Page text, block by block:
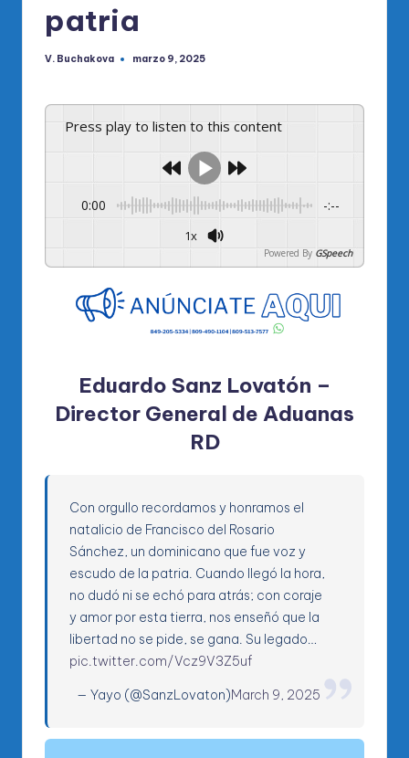
patria
Publicado
V. Buchakova marzo 9, 2025
Press play to listen to this content
0:00 -:--
1x
Powered By GSpeech
Eduardo Sanz Lovatón –
Director General de Aduanas
RD
Con orgullo recordamos y honramos el
natalicio de Francisco del Rosario
Sánchez, un dominicano que fue voz y
escudo de la patria. Cuando llegó la hora,
no dudó ni se echó para atrás; con coraje
y amor por esta tierra, nos enseñó que la
libertad no se pide, se gana. Su legado…
pic.twitter.com/Vcz9V3Z5uf
— Yayo (@SanzLovaton)March 9, 2025